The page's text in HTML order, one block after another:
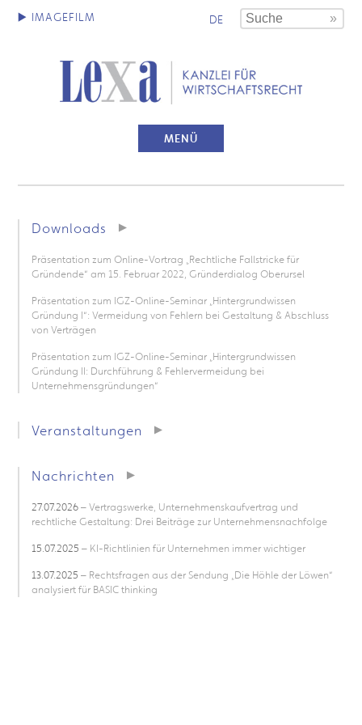
DE
MENÜ
Downloads
Präsentation zum Online-Vortrag „Rechtliche Fallstricke für
Gründende“ am 15. Februar 2022, Gründerdialog Oberursel
Präsentation zum IGZ-Online-Seminar „Hintergrundwissen
Gründung I“: Vermeidung von Fehlern bei Gestaltung & Abschluss
von Verträgen
Präsentation zum IGZ-Online-Seminar „Hintergrundwissen
Gründung II: Durchführung & Fehlervermeidung bei
Unternehmensgründungen“
Veranstaltungen
Nachrichten
27.07.2026– Vertragswerke, Unternehmenskaufvertrag und
rechtliche Gestaltung: Drei Beiträge zur Unternehmensnachfolge
15.07.2025 – KI-Richtlinien für Unternehmen immer wichtiger
13.07.2025 – Rechtsfragen aus der Sendung „Die Höhle der Löwen“
analysiert für BASIC thinking